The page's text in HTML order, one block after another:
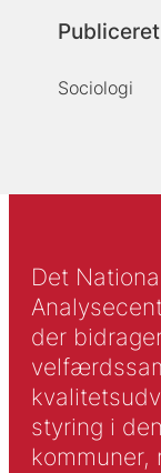
Sociologi
Det
der
styring i
kommuner,